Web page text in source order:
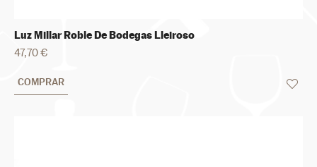
Luz Millar Roble De Bodegas Lleiroso
47,70 €
COMPRAR